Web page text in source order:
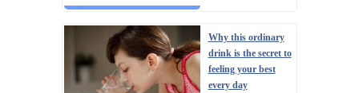
Why this ordinary
drink is the secret to
feeling your best
every day